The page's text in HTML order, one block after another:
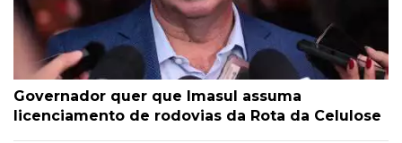
Governador quer que Imasul assuma
licenciamento de rodovias da Rota da Celulose